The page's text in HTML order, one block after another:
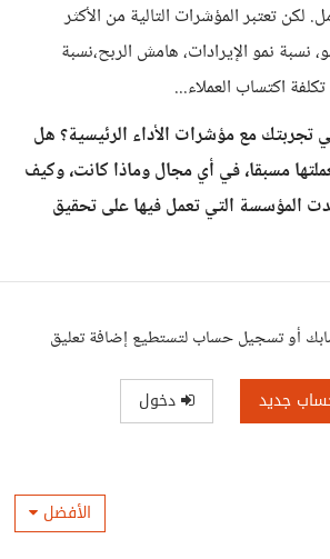
لكن تعتبر المؤشرات التالية من الأكثر
نسبة نمو الإيرادات، هامش الربح،نسبة
اكتساب العملاء...
تجربتك مع مؤشرات الأداء الرئيسية؟ هل
مسبقا، في أي مجال وماذا كانت، وكيف
المؤسسة التي تعمل فيها على تحقيق
أو تسجيل حساب لتستطيع إضافة تعليق
جديد دخول
الأفضل